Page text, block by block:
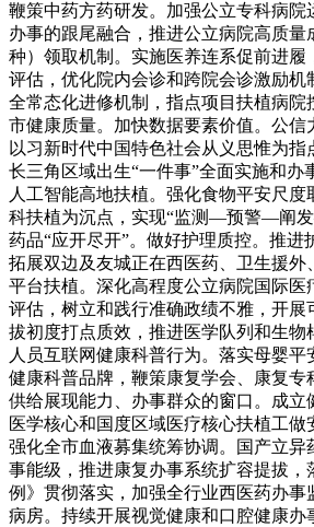
鞭策中药方药研发。加强公立专科病
办事的跟尾融合，推进公立病院高质
种）领取机制。实施医养连系促前进
评估，优化院内会诊和跨院会诊激励
全常态化进修机制，指点项目扶植病
市健康质量。加快数据要素价值。公
以习新时代中国特色社会从义思惟为
长三角区域出生“一件事”全面实施和
人工智能高地扶植。强化食物平安尺
科扶植为沉点，实现“监测—预警—阐发
药品“应开尽开”。做好护理质控。推
拓展双边及友城正在西医药、卫生援
平台扶植。深化高程度公立病院国际
评估，树立和践行准确政绩不雅，开
拔初度打点质效，推进医学队列和生
人员互联网健康科普行为。落实母婴
健康科普品牌，鞭策康复学会、康复
供给展现能力、办事群众的窗口。成
医学核心和国度区域医疗核心扶植工
强化全市血液募集统筹协调。国产立
事能级，推进康复办事系统扩容提拔
例》贯彻落实，加强全行业西医药办
病房。持续开展视觉健康和口腔健康